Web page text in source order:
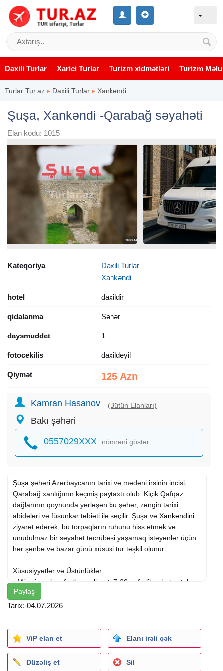
Daxili Turlar Xarici Turlar Turizm xidmətləri Turizm
Turlar Tur.az ▸ Daxili Turlar ▸ Xankəndi
Şuşa, Xankəndi -Qarabağ səyahəti
Elan kodu: 1015
Kateqoriya
Daxili Turlar
Xankəndi
hotel daxildir
qidalanma Səhər
daysmuddet 1
fotocekilis daxildeyil
Qiymət 125 Azn
Kamran Hasanov (Bütün Elanları)
Bakı şəhəri
0557029XXX nömrəni göstər
Şuşa şəhəri Azərbaycanın tarixi və mədəni irsinin incisi,
Qarabağ xanlığının keçmiş paytaxtı olub. Kiçik Qafqaz
dağlarının qoynunda yerləşən bu şəhər, zəngin tarixi
abidələri və füsunkar təbiəti ilə seçilir. Şuşa və Xankəndini
ziyarət edərək, bu torpaqların ruhunu hiss etmək və
unudulmaz bir səyahət təcrübəsi yaşamaq istəyənlər üçün
hər şənbə və bazar günü xüsusi tur təşkil olunur.
Xüsusiyyətlər və Üstünlüklər:
- Müasir və komfortlu nəqliyyat: 7-20 nəfərlik rahat avtobus
və mikroavtobuslarla daşınma.
- Sürətli və təhlükəsiz keçid: İşğaldan azad olunmuş
səhər və axşam yeməkləri daxil.
- Təcrübəli bələdçi: Hər nöqtənin tarixi və əhəmiyyəti
haqqında ətraflı məlumat verilir.
Paylaş
Tarix: 04.07.2026
ViP elan et Elanı irəli çək
Düzəliş et Sil